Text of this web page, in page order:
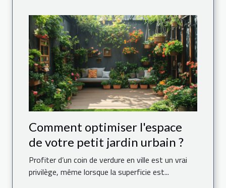
Comment optimiser l'espace
de votre petit jardin urbain ?
Profiter d’un coin de verdure en ville est un vrai
privilège, même lorsque la superficie est...